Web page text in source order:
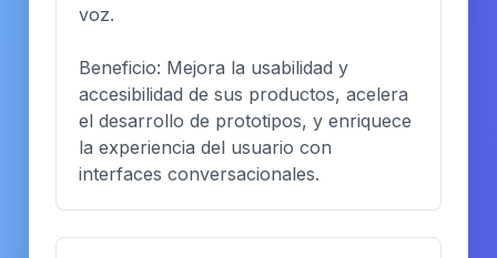
voz.
Beneficio: Mejora la usabilidad y
accesibilidad de sus productos, acelera
el desarrollo de prototipos, y enriquece
la experiencia del usuario con
interfaces conversacionales.